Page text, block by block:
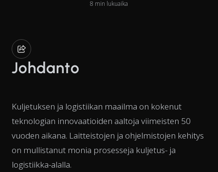
8 min lukuaika
Johdanto
Kuljetuksen ja logistiikan maailma on kokenut
teknologian innovaatioiden aaltoja viimeisten 50
vuoden aikana. Laitteistojen ja ohjelmistojen kehitys
on mullistanut monia prosesseja kuljetus- ja
logistiikka-alalla.